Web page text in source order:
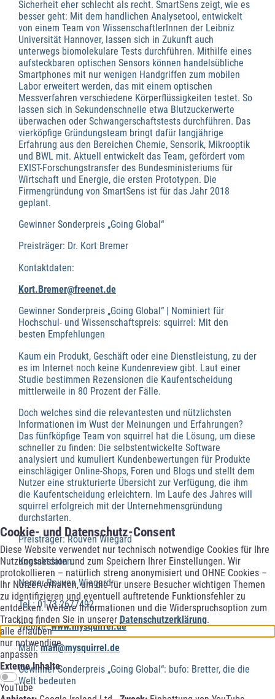
Cookie- und Datenschutz-Consent
Diese Website verwendet nur technisch notwendige Cookies für Ihre
Nutzungssession und zum Speichern Ihrer Einstellungen. Wir
protokollieren – natürlich streng anonymisiert und OHNE Cookies –
Ihr Nutzerverhalten, um die für unsere Besucher wichtigen Themen
zu identifizieren und eventuell auftretende Funktionsfehler zu
entdecken. Weitere Informationen und die Widerspruchsoption zum
Tracking finden Sie in unserer Datenschutzerklärung.
alle erlauben
nur notwendige
anpassen
Externe Inhalte
YouTube
Sicherheit eher schlecht als recht. SmartSens zeigt, wie es
besser geht: Mit dem handlichen Analysetool, entwickelt
von einem Team von WissenschaftlerInnen der Leibniz
Universität Hannover, lassen sich in Zukunft auch
unterwegs biomolekulare Tests durchführen. Mithilfe eines
aufsteckbaren optischen Sensors können handelsübliche
Smartphones mit nur wenigen Handgriffen zum mobilen
Labor erweitert werden, das mit einem optischen
Messverfahren verschiedene Körperflüssigkeiten testet. So
lassen sich in Sekundenschnelle etwa Blutzuckerwerte
überwachen oder Schwangerschaftstests durchführen. Das
vierköpfige Gründungsteam bringt dafür langjährige
Erfahrung aus den Bereichen Chemie, Sensorik, Mikrooptik
und BWL mit. Aktuell entwickelt das Team, gefördert vom
EXIST-Forschungstransfer des Bundesministeriums für
Wirtschaft und Energie, die ersten Prototypen. Die
Firmengründung von SmartSens ist für das Jahr 2018
geplant.
Gewinner Sonderpreis „Going Global“
Preisträger: Dr. Kort Bremer
Kontaktdaten:
Kort.Bremer@freenet.de
Gewinner Sonderpreis „Going Global“ | Nominiert für
Hochschul- und Wissenschaftspreis: squirrel: Mit den
besten Empfehlungen
Kaum ein Produkt, Geschäft oder eine Dienstleistung, zu der
es im Internet noch keine Kundenreview gibt. Laut einer
Studie bestimmen Rezensionen die Kaufentscheidung
mittlerweile in 80 Prozent der Fälle.
Doch welches sind die relevantesten und nützlichsten
Informationen im Wust der Meinungen und Erfahrungen?
Das fünfköpfige Team von squirrel hat die Lösung, um diese
schneller zu finden: Die selbstentwickelte Software
analysiert und kumuliert Kundenbewertungen für Produkte
einschlägiger Online-Shops, Foren und Blogs und stellt dem
Nutzer eine strukturierte Übersicht zur Verfügung, die ihm
die Kaufentscheidung erleichtern. Im Laufe des Jahres will
squirrel erfolgreich mit der Unternehmensgründung
durchstarten.
Preisträger: Rouven Wiegard
Kontaktdaten:
Name: Rouven Wiegard
Tel.: 0173 2677492
Webite:www.mysquirrel.de
Mail:mail@mysquirrel.de
Gewinner Sonderpreis „Going Global“: bufo: Bretter, die die
Welt bedeuten